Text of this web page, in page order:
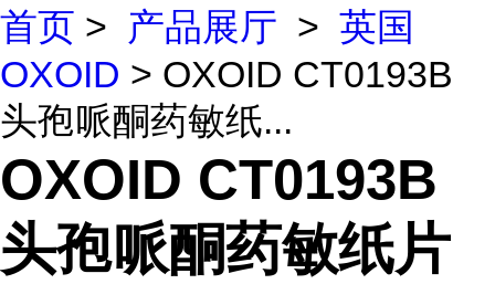
首页 > 产品展厅 > 英国
OXOID > OXOID CT0193B
头孢哌酮药敏纸...
OXOID CT0193B
头孢哌酮药敏纸片